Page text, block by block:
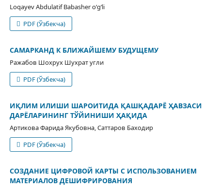
Loqayev Abdulatif Babasher o‘g‘li
PDF (Ўзбекча)
САМАРКАНД К БЛИЖАЙШЕМУ БУДУЩЕМУ
Ражабов Шохрух Шухрат угли
PDF (Ўзбекча)
ИҚЛИМ ИЛИШИ ШАРОИТИДА ҚАШҚАДАРЁ ҲАВЗАСИ
ДАРЁЛАРИНИНГ ТЎЙИНИШИ ҲАҚИДА
Артикова Фарида Якубовна, Саттаров Баходир
PDF (Ўзбекча)
СОЗДАНИЕ ЦИФРОВОЙ КАРТЫ С ИСПОЛЬЗОВАНИЕМ
МАТЕРИАЛОВ ДЕШИФРИРОВАНИЯ